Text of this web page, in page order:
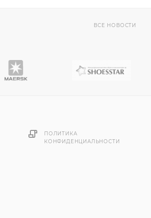
ВСЕ НОВОСТИ
ПОЛИТИКА
КОНФИДЕНЦИАЛЬНОСТИ